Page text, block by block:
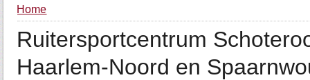
Home
Ruitersportcentrum
Haarlem-Noord en